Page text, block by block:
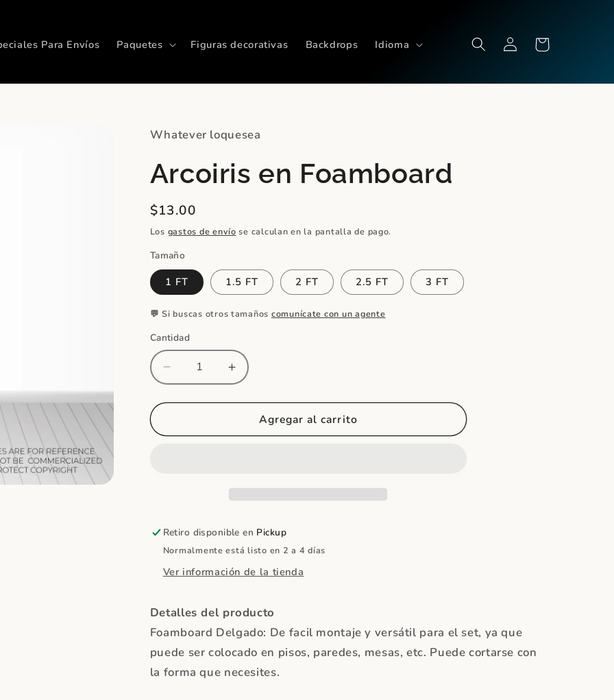
Para Envíos Paquetes Figuras decorativas Backdrops Idioma
Iniciar
sesión
Carrito
Whatever loquesea
Arcoiris en Foamboard
Precio
habitual
$13.00
Los gastos de envío se calculan en la pantalla de pago.
Tamaño
1 FT 1.5 FT 2 FT 2.5 FT 3 FT
💬 Si buscas otros tamaños comunícate con un agente
Cantidad
Reducir
cantidad
para
en
Aumentar
cantidad
para
Arcoiris
en
Agregar al carrito
Retiro disponible en Pickup
Normalmente está listo en 2 a 4 días
Ver información de la tienda
Detalles del producto
Foamboard Delgado: De facil montaje y versátil para el set, ya que
puede ser colocado en pisos, paredes, mesas, etc. Puede cortarse con
la forma que necesites.